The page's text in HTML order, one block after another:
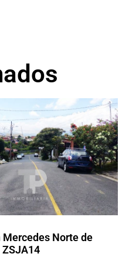
Mercedes Norte de